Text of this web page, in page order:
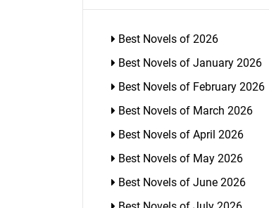
Best Novels of 2026
Best Novels of January 2026
Best Novels of February 2026
Best Novels of March 2026
Best Novels of April 2026
Best Novels of May 2026
Best Novels of June 2026